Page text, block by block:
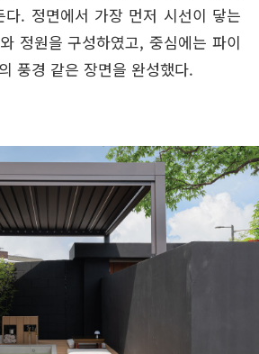
. 정면에서 가장 먼저 시선이 닿는
정원을 구성하였고, 중심에는 파이
풍경 같은 장면을 완성했다.